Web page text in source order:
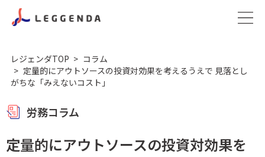
レジェンダTOP
コラム
定量的にアウトソースの投資対効果を考えるうえで 見落とし
がちな「みえないコスト」
労務コラム
定量的にアウトソースの投資対効果を